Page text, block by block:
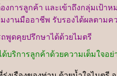
งการลูกค้า และเข้าถึงกลุ่มเป้าห
านมืออาชีพ รับรองได้ผลตามค
ถพูดคุยปรึกษาได้ด้วยไมตรี
ริการลูกค้าด้วยความเต็มใจอ